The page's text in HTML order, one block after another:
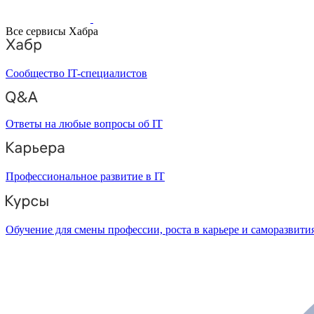
Все сервисы Хабра
Сообщество IT-специалистов
Ответы на любые вопросы об IT
Профессиональное развитие в IT
Обучение для смены профессии, роста в карьере и